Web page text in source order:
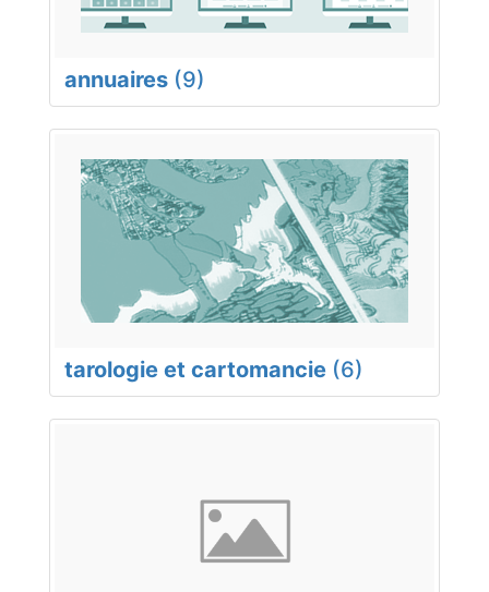
annuaires (9)
tarologie et cartomancie (6)